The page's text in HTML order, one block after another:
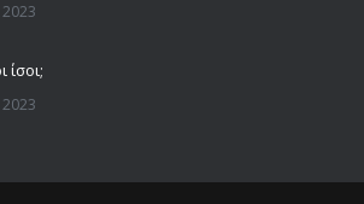
2023
ίσοι;
2023